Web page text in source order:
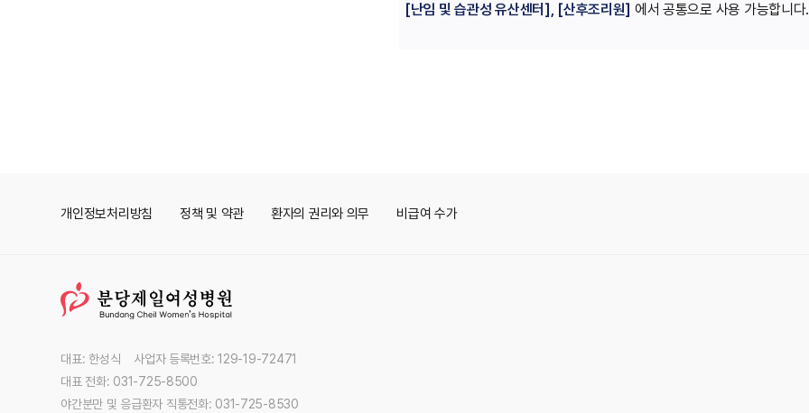
[난임 및 습관성 유산센터], [산후조리원] 에서 공통으로 사용 가능합니다.
개인정보처리방침 정책 및 약관 환자의 권리와 의무 비급여 수가
대표: 한성식 사업자 등록번호: 129-19-72471
대표 전화: 031-725-8500
야간분만 및 응급환자 직통전화: 031-725-8530